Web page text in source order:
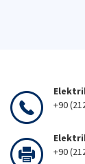
+90
+90